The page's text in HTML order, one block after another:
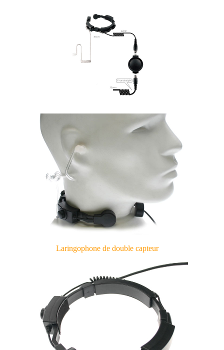
Laringophone de double capteur